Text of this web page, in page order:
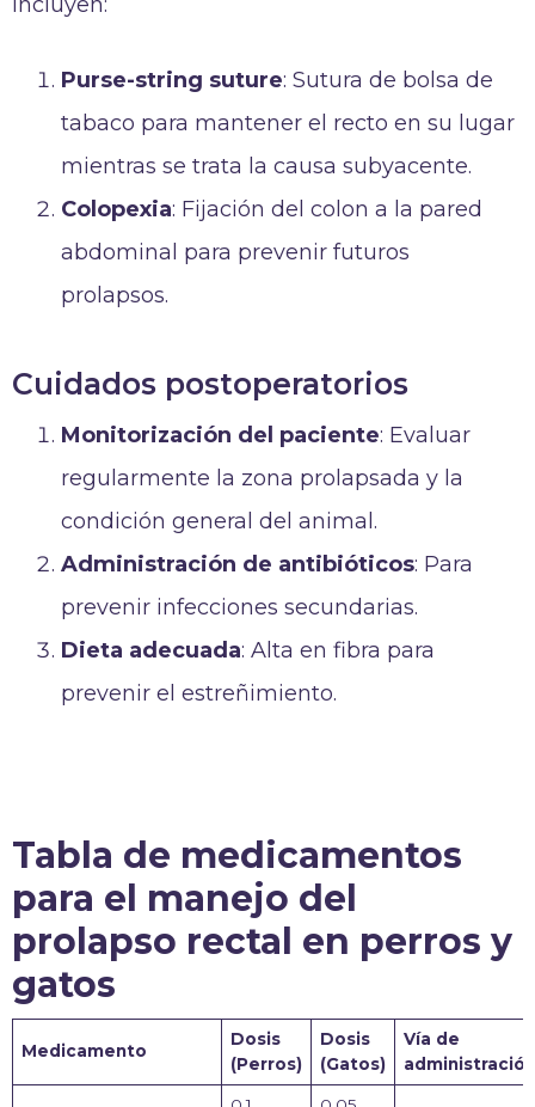
Purse-string suture: Sutura de bolsa de
tabaco para mantener el recto en su lugar
mientras se trata la causa subyacente.
Colopexia: Fijación del colon a la pared
abdominal para prevenir futuros
prolapsos.
Cuidados postoperatorios
Monitorización del paciente: Evaluar
regularmente la zona prolapsada y la
condición general del animal.
Administración de antibióticos: Para
prevenir infecciones secundarias.
Dieta adecuada: Alta en fibra para
prevenir el estreñimiento.
Tabla de medicamentos
para el manejo del
prolapso rectal en perros y
gatos
Medicamento
Dosis
(Perros)
Dosis
(Gatos)
Vía de
administración